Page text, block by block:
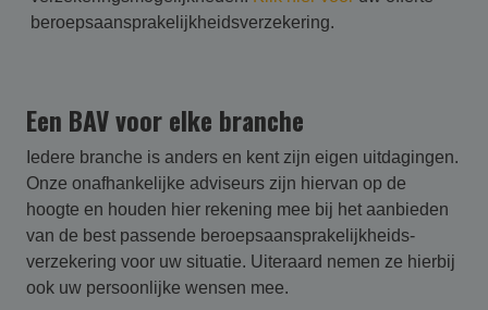
beroepsaansprakelijkheidsverzekering.
Een BAV voor elke branche
Iedere branche is anders en kent zijn eigen uitdagingen.
Onze onafhankelijke adviseurs zijn hiervan op de
hoogte en houden hier rekening mee bij het aanbieden
van de best passende beroepsaansprakelijk­heids­
verzekering voor uw situatie. Uiteraard nemen ze hierbij
ook uw persoonlijke wensen mee.